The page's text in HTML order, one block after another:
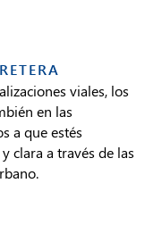
viales, los
en las
a que estés
clara a través de las